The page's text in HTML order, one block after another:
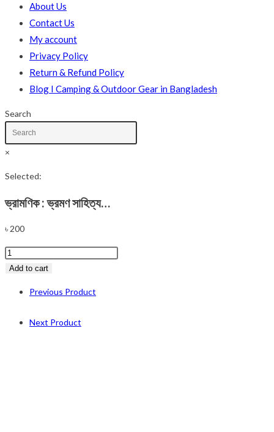
About Us
Contact Us
My account
Privacy Policy
Return & Refund Policy
Blog I Camping & Outdoor Gear in Bangladesh
Search
×
Selected:
ভ্রামণিক : ভ্রমণ সাহিত্য…
৳ 200
ভ্রামণিক
Add to cart
Previous Product
Next Product